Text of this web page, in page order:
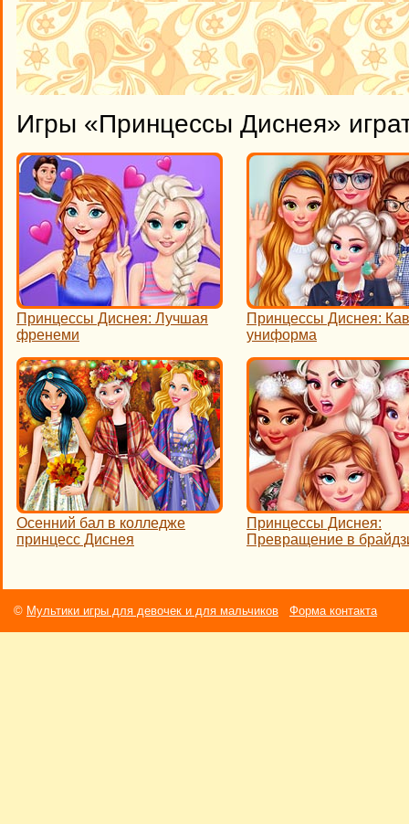
Игры «Принцессы Диснея»
Принцессы Диснея: Лучшая
френеми
Принцессы Диснея:
униформа
Осенний бал в колледже
принцесс Диснея
Принцессы Диснея:
Превращение в
© Мультики игры для девочек и для мальчиков Форма контакта